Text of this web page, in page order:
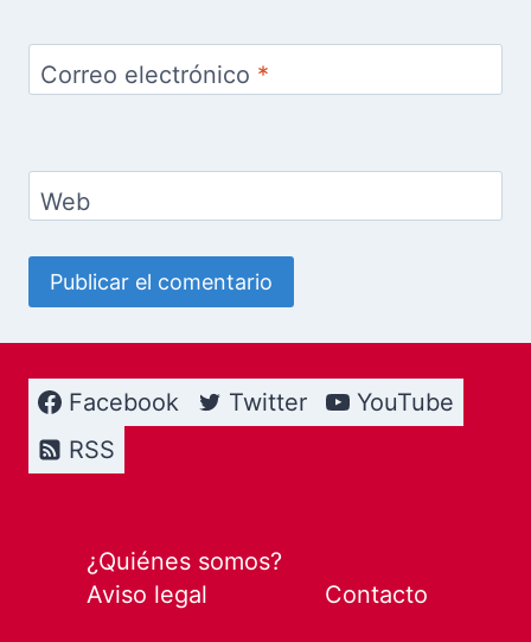
Correo electrónico *
Web
Facebook Twitter
YouTube
RSS
¿Quiénes somos?
Aviso legal
Contacto